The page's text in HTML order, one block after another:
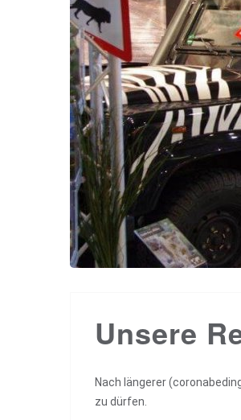
Unsere
Nach längerer
zu dürfen.